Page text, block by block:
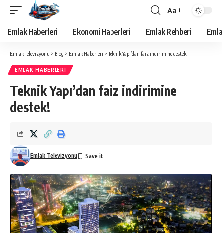
Yazı
Tipi
Boyutlandırıcı
Aa
Emlak Haberleri Ekonomi Haberleri Emlak Rehberi
Emlak Televizyonu > Blog > Emlak Haberleri >Teknik Yapı’dan faiz indirimine destek!
EMLAK HABERLERI
Teknik Yapı’dan faiz indirimine
destek!
Emlak Televizyonu